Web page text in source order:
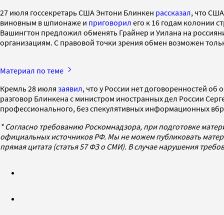
27 июля госсекретарь США Энтони Блинкен рассказал, что
виновным в шпионаже и приговорил его к 16 годам колонии
Вашингтон предложил обменять Грайнер и Уилана на
организациям. С правовой точки зрения обмен возможен
Материал по теме
Кремль 28 июля заявил, что у России нет договоренностей
разговор Блинкена с министром иностранных дел России
профессионального, без спекулятивных информационных
* Согласно требованию Роскомнадзора, при подготовке
официальных источников РФ. Мы не можем публиковать
прямая цитата (статья 57 ФЗ о СМИ). В случае нарушения